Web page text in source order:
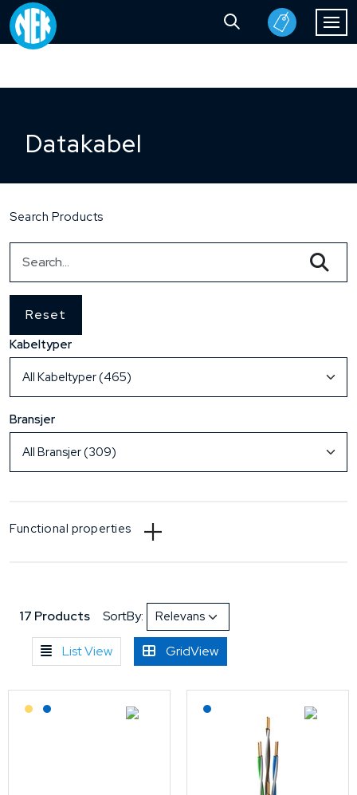
Datakabel
Search Products
Reset
Kabeltyper
Bransjer
Functional properties
17 Products SortBy:
List View GridView
Lagerført: Grossist
Lagerført: NEK Kabel Lagerført: NEK Kabel